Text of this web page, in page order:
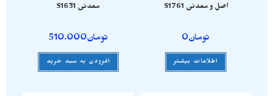
اصل و معدنی S1761
تومان0
اطلاعات بیشتر
معدنی S1631
تومان510.000
افزودن به سبد خرید